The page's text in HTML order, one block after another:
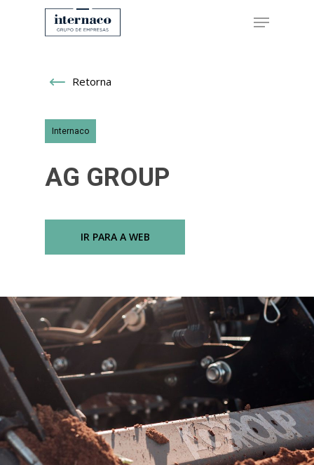
Hit enter to search or ESC to close
Retorna
Internaco
AG GROUP
IR PARA A WEB